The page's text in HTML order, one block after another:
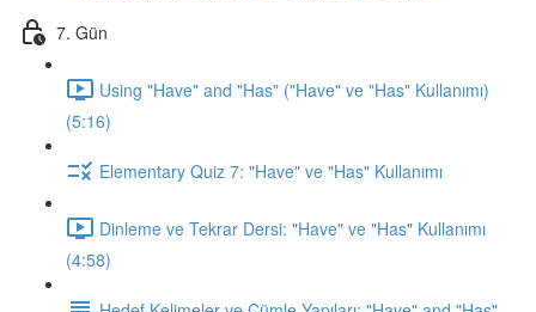
7. Gün
Using "Have" and "Has" ("Have" ve "Has" Kullanımı)
(5:16)
Elementary Quiz 7: "Have" ve "Has" Kullanımı
Dinleme ve Tekrar Dersi: "Have" ve "Has" Kullanımı
(4:58)